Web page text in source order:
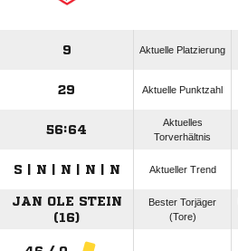
9 Aktuelle Platzierung
29 Aktuelle Punktzahl
56:64
Aktuelles
Torverhältnis
S | N | N | N | N Aktueller Trend
JAN OLE STEIN
(16)
Bester Torjäger
(Tore)